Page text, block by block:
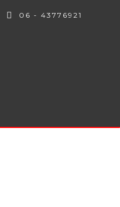
06 - 43776921